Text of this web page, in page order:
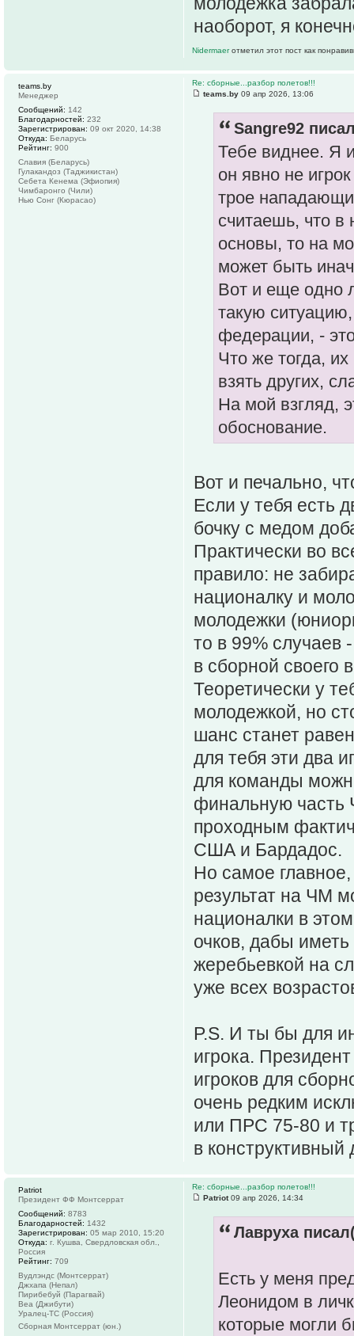
наоборот, я
Nidermaerотметил этот пост как
Re: сборные...разбор полетов!!!
teams.by 09 апр 2026, 13:06
Sangre92
Тебе виднее. Я
он явно не
трое
считаешь, что в
основы, то на
может быть
Вот и еще одно
такую
федерации, -
Что же тогда,
взять других,
На мой взгляд,
обоснование.
Вот и печально,
Если у тебя есть
бочку с медом
Практически во
правило: не
националку и
молодежки
то в 99% случаев
в сборной своего
Теоретически у
молодежкой, но
шанс станет
для тебя эти два
для команды
финальную часть
проходным
США и Бардадос.
Но самое
результат на ЧМ
националки в
очков, дабы
жеребьевкой на
уже всех
P.S. И ты бы для
игрока.
игроков для
очень редким
или ПРС 75-80 и
в конструктивный
teams.by
Менеджер
Сообщений: 142
Благодарностей: 232
Зарегистрирован: 09 окт 2020, 14:38
Откуда: Беларусь
Рейтинг: 900
Славия (Беларусь)
Гулакандоз (Таджикистан)
Себета Кенема (Эфиопия)
Чимбаронго (Чили)
Нью Сонг (Кюрасао)
Re: сборные...разбор полетов!!!
Patriot09 апр 2026, 14:34
Лавруха
Есть у меня
Леонидом в
которые могли
Patriot
Президент ФФ Монтсеррат
Сообщений: 8783
Благодарностей: 1432
Зарегистрирован: 05 мар 2010, 15:20
Откуда: г. Кушва, Свердловская обл.,
Россия
Рейтинг: 709
Вудлэндс (Монтсеррат)
Джхапа (Непал)
Пирибебуй (Парагвай)
Веа (Джибути)
Уралец-ТС (Россия)
Сборная Монтсеррат (юн.)